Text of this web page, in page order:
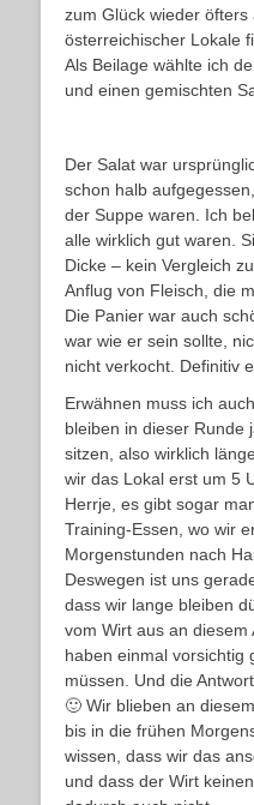
zum Glück wieder öfters
österreichischer Lokale
Als Beilage wählte ich
und einen gemischten
Der Salat war
schon halb
der Suppe waren. Ich
alle wirklich gut waren.
Dicke – kein Vergleich
Anflug von Fleisch, die
Die Panier war auch
war wie er sein sollte,
nicht verkocht. Definitiv
Erwähnen muss ich
bleiben in dieser Runde
sitzen, also wirklich
wir das Lokal erst um 5
Herrje, es gibt sogar
Training-Essen, wo wir
Morgenstunden nach
Deswegen ist uns
dass wir lange bleiben
vom Wirt aus an
haben einmal vorsichtig
müssen. Und die
🙂 Wir blieben an
bis in die frühen
wissen, dass wir das
und dass der Wirt